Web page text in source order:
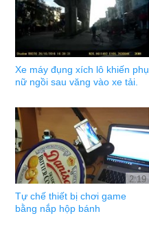
Xe máy đụng xích lô khiến phụ
nữ ngồi sau văng vào xe tải.
2:19
Tự chế thiết bị chơi game
bằng nắp hộp bánh